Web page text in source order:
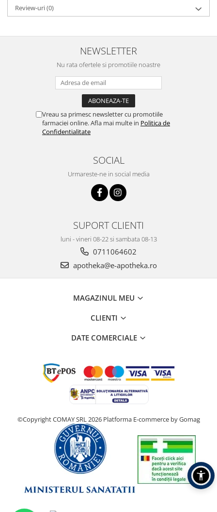
Review-uri(0)
NEWSLETTER
Nu rata ofertele si promotiile noastre
Vreau sa primesc newsletter cu promotiile
farmaciei online. Afla mai multe in Politica de
Confidentialitate
SOCIAL
Urmareste-ne in social media
SUPORT CLIENTI
luni - vineri 08-22 si sambata 08-13
0711064602
apotheka@e-apotheka.ro
MAGAZINUL MEU
CLIENTI
DATE COMERCIALE
©Copyright COMAY SRL 2026 Platforma E-commerce by Gomag